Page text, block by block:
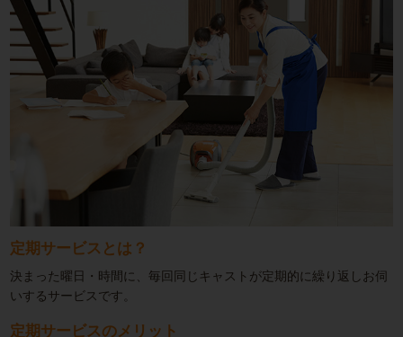
定期サービスとは？
決まった曜日・時間に、毎回同じキャストが定期的に繰り返しお伺
いするサービスです。
定期サービスのメリット